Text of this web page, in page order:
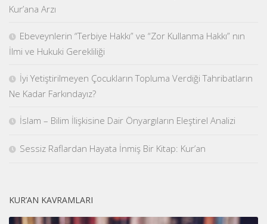
Kur’ana Arzı
Ebeveynlerin “Terbiye Hakkı” ve “Zor Kullanma Hakkı” nın
İlmi ve Hukuki Gerekliliği
İyi Yetiştirilmeyen Çocukların Topluma Verdiği Tahribatların
Ne Kadar Farkındayız?
İslam – Bilim İlişkisine Dair Önyargıların Eleştirel Analizi
Sessiz Raflardan Hayata İnmiş Bir Kitap: Kur’an
KUR’AN KAVRAMLARI